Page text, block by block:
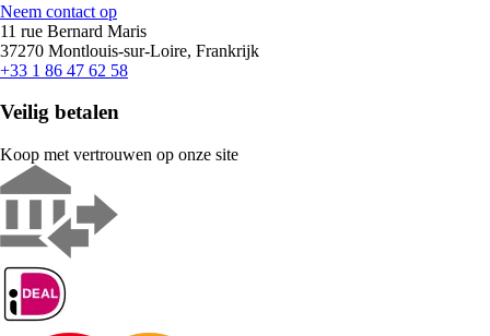
Neem contact op
11 rue Bernard Maris
37270 Montlouis-sur-Loire, Frankrijk
+33 1 86 47 62 58
Veilig betalen
Koop met vertrouwen op onze site